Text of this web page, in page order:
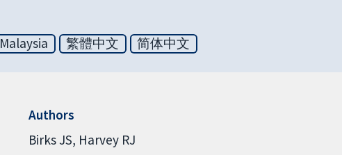
繁體中文 简体中文
Authors
Birks JS Harvey RJ